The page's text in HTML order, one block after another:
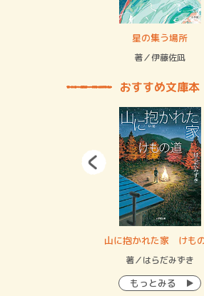
星の集う場所
著／伊藤佐凪
おすすめ文庫本
山に抱かれた家 けも
著／はらだみずき
もっとみる